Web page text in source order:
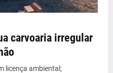
carvoaria irregular
licença ambiental;